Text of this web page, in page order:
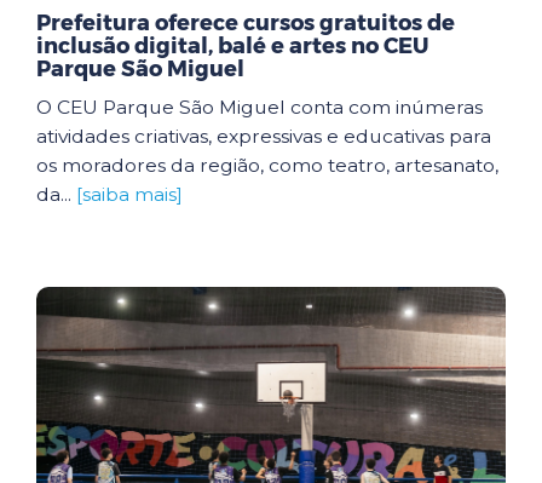
Prefeitura oferece cursos gratuitos de
inclusão digital, balé e artes no CEU
Parque São Miguel
O CEU Parque São Miguel conta com inúmeras
atividades criativas, expressivas e educativas para
os moradores da região, como teatro, artesanato,
da... [saiba mais]